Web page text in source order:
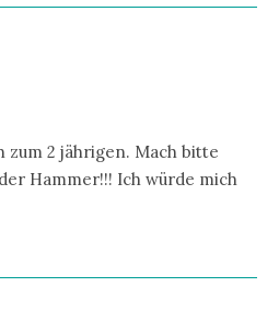
zum 2 jährigen. Mach bitte
Hammer!!! Ich würde mich